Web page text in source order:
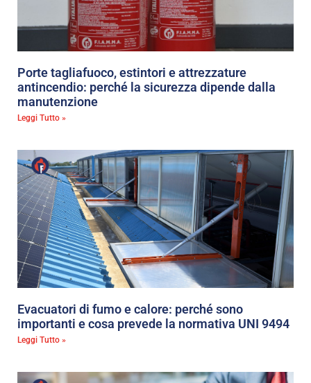
Porte tagliafuoco, estintori e attrezzature
antincendio: perché la sicurezza dipende dalla
manutenzione
Leggi Tutto »
Evacuatori di fumo e calore: perché sono
importanti e cosa prevede la normativa UNI 9494
Leggi Tutto »